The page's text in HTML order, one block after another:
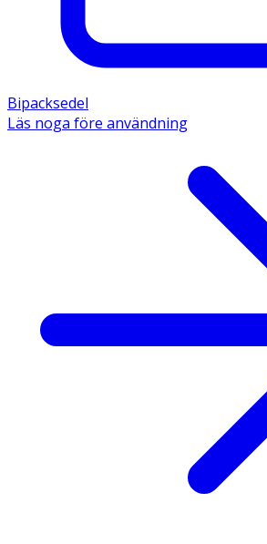
Bipacksedel
Läs noga före användning